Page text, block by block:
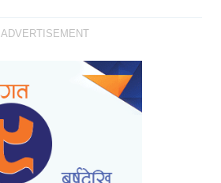
ADVERTISEMENT